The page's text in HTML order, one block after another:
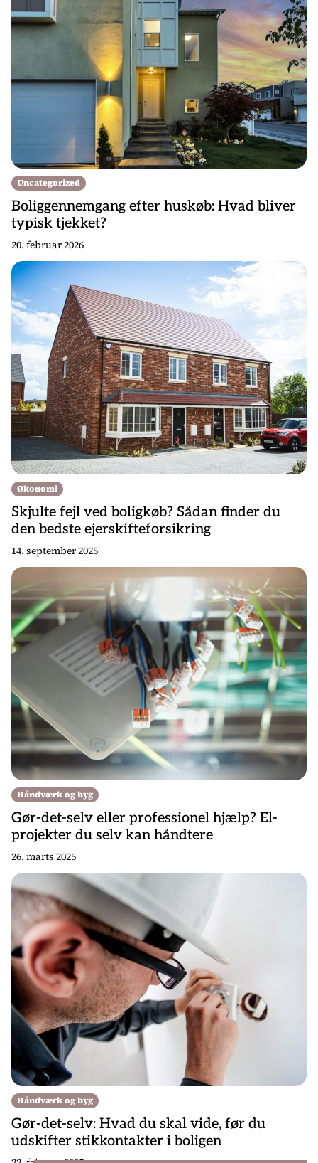
Uncategorized
Boliggennemgang efter huskøb: Hvad bliver
typisk tjekket?
20. februar 2026
Økonomi
Skjulte fejl ved boligkøb? Sådan finder du
den bedste ejerskifteforsikring
14. september 2025
Håndværk og byg
Gør-det-selv eller professionel hjælp? El-
projekter du selv kan håndtere
26. marts 2025
Håndværk og byg
Gør-det-selv: Hvad du skal vide, før du
udskifter stikkontakter i boligen